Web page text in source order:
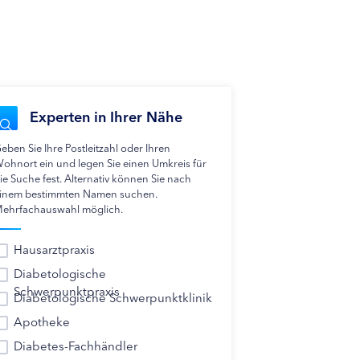
Experten in Ihrer Nähe
Sie Ihre Postleitzahl oder Ihren
ein und legen Sie einen Umkreis für
Suche fest. Alternativ können Sie nach
bestimmten Namen suchen.
möglich.
Hausarztpraxis
Diabetologische
Schwerpunktpraxis
Diabetologische Schwerpunktklinik
Apotheke
Diabetes-Fachhändler